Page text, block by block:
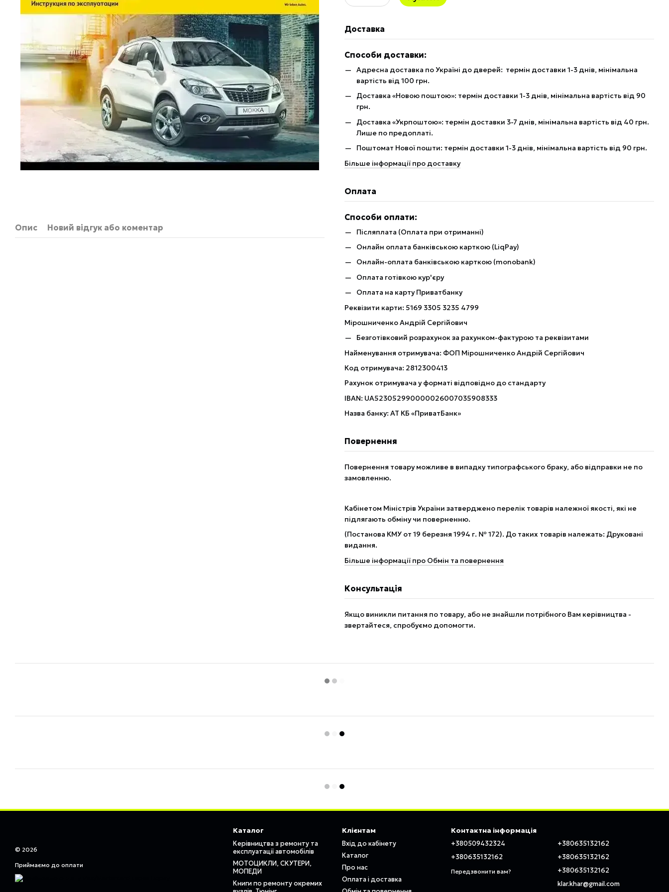
Опис Новий відгук або коментар
Доставка
Способи доставки:
Адресна доставка по Україні до дверей: термін доставки 1-3 днів, мінімальна
вартість від 100 грн.
Доставка «Новою поштою»: термін доставки 1-3 днів, мінімальна вартість від 90
грн.
Доставка «Укрпоштою»: термін доставки 3-7 днів, мінімальна вартість від 40 грн.
Лише по предоплаті.
Поштомат Нової пошти: термін доставки 1-3 днів, мінімальна вартість від 90 грн.
Більше інформації про доставку
Оплата
Способи оплати:
Післяплата (Оплата при отриманні)
Онлайн оплата банківською карткою (LiqPay)
Онлайн-оплата банківською карткою (monobank)
Оплата готівкою кур'єру
Оплата на карту Приватбанку
Реквізити карти: 5169 3305 3235 4799
Мірошниченко Андрій Сергійович
Безготівковий розрахунок за рахунком-фактурою та реквізитами
Найменування отримувача: ФОП Мірошниченко Андрій Сергійович
Код отримувача: 2812300413
Рахунок отримувача у форматі відповідно до стандарту
IBAN: UA523052990000026007035908333
Назва банку: АТ КБ «ПриватБанк»
Повернення
Повернення товару можливе в випадку типографського браку, або відправки не по
замовленню.
Кабінетом Міністрів України затверджено перелік товарів належної якості, які не
підлягають обміну чи поверненню.
(Постанова КМУ от 19 березня 1994 г. № 172). До таких товарів належать: Друковані
видання.
Більше інформації про Обмін та повернення
Консультація
Якщо виникли питання по товару, або не знайшли потрібного Вам керівництва -
звертайтеся, спробуємо допомогти.
© 2026
Приймаємо до оплати
Каталог
Керівництва з ремонту та
експлуатації автомобілів
МОТОЦИКЛИ, СКУТЕРИ,
МОПЕДИ
Книги по ремонту окремих
Клієнтам
Вхід до кабінету
Каталог
Про нас
Оплата і доставка
Контактна інформація
+380509432324
+380635132162
Передзвонити вам?
+380635132162
+380635132162
+380635132162
klar.khar@gmail.com